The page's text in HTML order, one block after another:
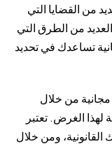
من القضايا التي
من الطرق التي
تساعدك في تحديد
من خلال
الغرض. تعتبر
ومن خلال